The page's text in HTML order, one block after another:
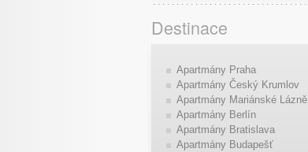
Destinace
Apartmány Praha
Apartmány Český Krumlov
Apartmány Mariánské Lázně
Apartmány Berlín
Apartmány Bratislava
Apartmány Budapešť